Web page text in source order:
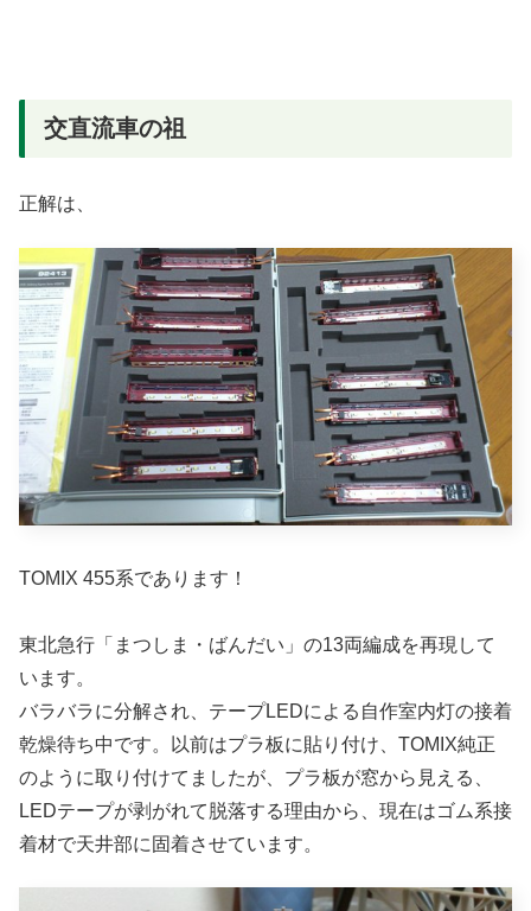
交直流車の祖
正解は、
TOMIX 455系であります！
東北急行「まつしま・ばんだい」の13両編成を再現して
います。
バラバラに分解され、テープLEDによる自作室内灯の接着
乾燥待ち中です。以前はプラ板に貼り付け、TOMIX純正
のように取り付けてましたが、プラ板が窓から見える、
LEDテープが剥がれて脱落する理由から、現在はゴム系接
着材で天井部に固着させています。